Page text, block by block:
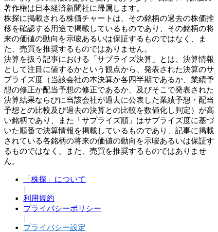
著作権は日本経済新聞社に帰属します。
株探に掲載される株価チャートは、その銘柄の過去の株価推
移を確認する用途で掲載しているものであり、その銘柄の将
来の価値の動向を示唆あるいは保証するものではなく、ま
た、売買を推奨するものではありません。
決算を扱う記事における「サプライズ決算」とは、決算情報
として注目に値するかという観点から、発表された決算のサ
プライズ度（当該会社の本決算か各四半期であるか、業績予
想の修正か配当予想の修正であるか、及びそこで発表された
決算結果ならびに当該会社が過去に公表した業績予想・配当
予想との比較及び過去の決算との比較を数値化し判定）が高
い銘柄であり、また「サプライズ順」はサプライズ度に基づ
いた順番で決算情報を掲載しているものであり、記事に掲載
されている各銘柄の将来の価値の動向を示唆あるいは保証す
るものではなく、また、売買を推奨するものではありませ
ん。
「株探」について
|
利用規約
プライバシーポリシー
|
プライバシー設定